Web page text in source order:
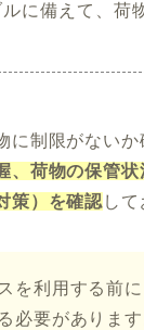
に備えて、荷
に制限がないか
、荷物の保管
策）を確認して
を利用する前
必要がありま